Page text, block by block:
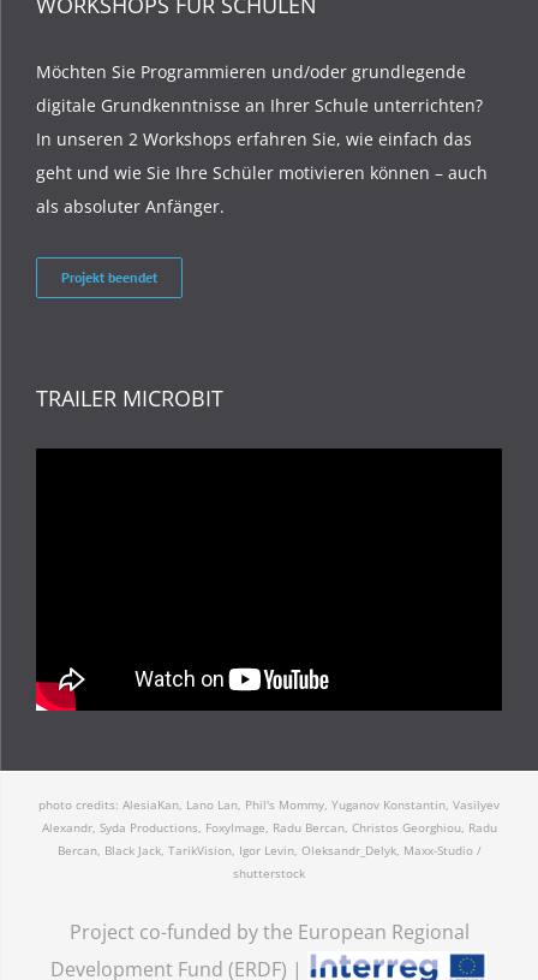
Möchten Sie Programmieren und/oder grundlegende
digitale Grundkenntnisse an Ihrer Schule unterrichten?
In unseren 2 Workshops erfahren Sie, wie einfach das
geht und wie Sie Ihre Schüler motivieren können – auch
als absoluter Anfänger.
Projekt beendet
TRAILER MICROBIT
photo credits: AlesiaKan, Lano Lan, Phil's Mommy, Yuganov Konstantin, Vasilyev
Alexandr, Syda Productions, FoxyImage, Radu Bercan, Christos Georghiou, Radu
Bercan, Black Jack, TarikVision, Igor Levin, Oleksandr_Delyk, Maxx-Studio /
shutterstock
Project co-funded by the European Regional
Development Fund (ERDF) |